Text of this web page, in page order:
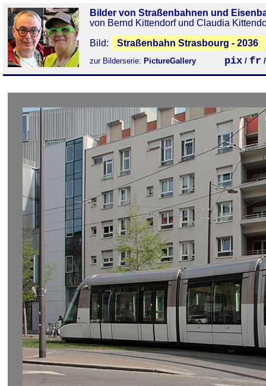
Bilder von Straßenbahnen und
von Bernd Kittendorf und Claudia
Bild:
Straßenbahn Strasbourg - 2036
zur Bilderserie: PictureGallery pix / fr